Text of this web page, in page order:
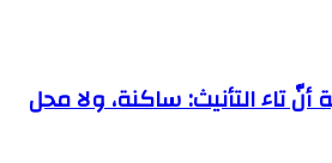
تاء التأنيث: ساكنة، ولا محل